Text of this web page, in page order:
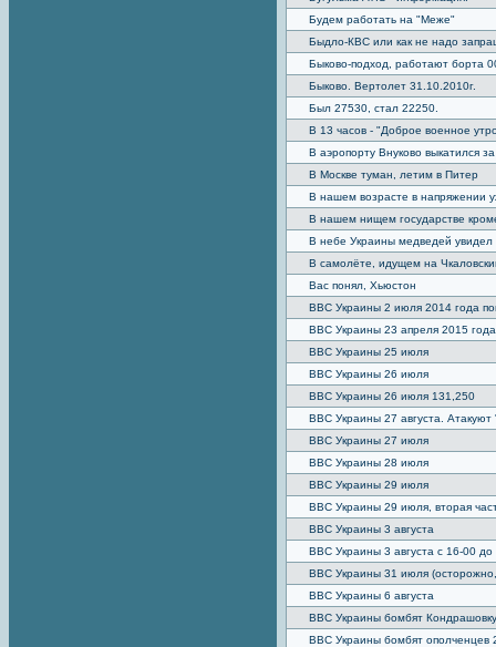
Будем работать на "Меже"
Быдло-КВС или как не надо
Быково-подход, работают борта
Быково. Вертолет 31.10.2010г.
Был 27530, стал 22250.
В 13 часов - "Доброе военное
В аэропорту Внуково выкатился
В Москве туман, летим в Питер
В нашем возрасте в напряжении
В нашем нищем государстве
В небе Украины медведей увидел
В самолёте, идущем на
Вас понял, Хьюстон
ВВС Украины 2 июля 2014 года
ВВС Украины 23 апреля 2015 года
ВВС Украины 25 июля
ВВС Украины 26 июля
ВВС Украины 26 июля 131,250
ВВС Украины 27 августа. Атакуют
ВВС Украины 27 июля
ВВС Украины 28 июля
ВВС Украины 29 июля
ВВС Украины 29 июля, вторая
ВВС Украины 3 августа
ВВС Украины 3 августа c 16-00
ВВС Украины 31 июля
ВВС Украины 6 августа
ВВС Украины бомбят
ВВС Украины бомбят ополченцев